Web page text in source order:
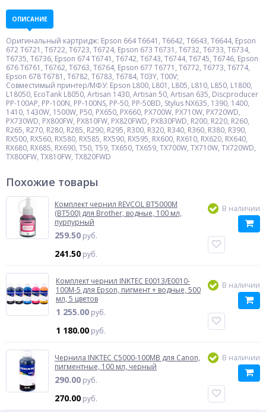
ОПИСАНИЕ
Оригинальный картридж: Epson 664 T6641, T6642, T6643, T6644, Epson
672 T6721, T6722, T6723, T6724, Epson 673 T6731, T6732, T6733, T6734,
T6735, T6736, Epson 674 T6741, T6742, T6743, T6744, T6745, T6746, Epson
676 T6761, T6762, T6763, T6764, Epson 677 T6771, T6772, T6773, T6774,
Epson 678 T6781, T6782, T6783, T6784, T03Y, T00V;
Совместимый принтер/МФУ: Epson L800, L801, L805, L810, L850, L1800,
L18050, EcoTank L8050, Artisan 1430, Artisan 50, Artisan 635, Discproducer
PP-100AP, PP-100N, PP-100NS, PP-50, PP-50BD, Stylus NX635, 1390, 1400,
1410, 1430W, 1500W, P50, PX650, PX660, PX700W, PX710W, PX720WD,
PX730WD, PX800FW, PX810FW, PX820FWD, PX830FWD, R200, R220, R260,
R265, R270, R280, R285, R290, R295, R300, R320, R340, R360, R380, R390,
RX500, RX560, RX580, RX585, RX590, RX595, RX600, RX610, RX620, RX640,
RX680, RX685, RX690, T50, T59, TX650, TX659, TX700W, TX710W, TX720WD,
TX800FW, TX810FW, TX820FWD
Похожие товары
Комплект чернил REVCOL BT5000M
(BT500) для Brother, водные, 100 мл,
пурпурный
259.50 руб.
241.50 руб.
В наличии
Комплект чернил INKTEC E0013/E0010-
100M-5 для Epson, пигмент + водные, 500
мл, 5 цветов
1 255.00 руб.
1 180.00 руб.
В наличии
Чернила INKTEC C5000-100MB для Canon,
пигментные, 100 мл, черный
290.00 руб.
270.00 руб.
В наличии